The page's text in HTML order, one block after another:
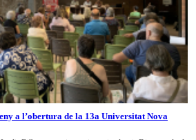
a l’obertura de la 13a Universitat Nova